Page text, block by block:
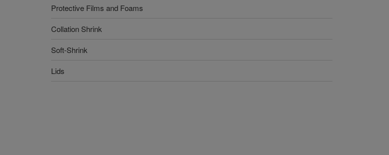
Protective Films and Foams
Collation Shrink
Soft-Shrink
Lids